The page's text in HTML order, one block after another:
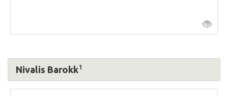
Nivalis Barokk1